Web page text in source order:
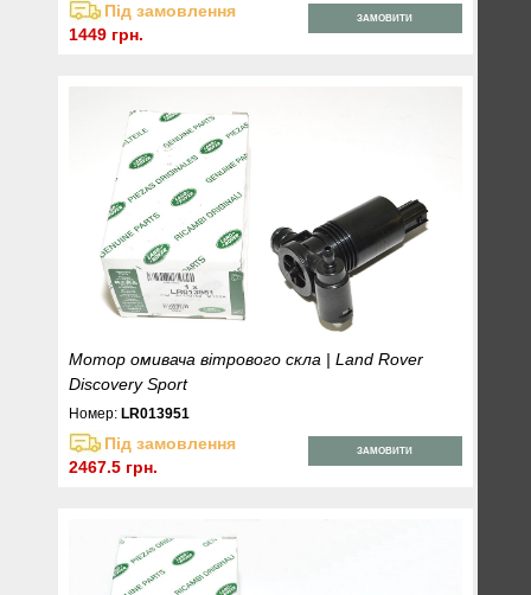
Під замовлення
1449 грн.
ЗАМОВИТИ
Мотор омивача вітрового скла | Land Rover
Discovery Sport
Номер: LR013951
Під замовлення
2467.5 грн.
ЗАМОВИТИ